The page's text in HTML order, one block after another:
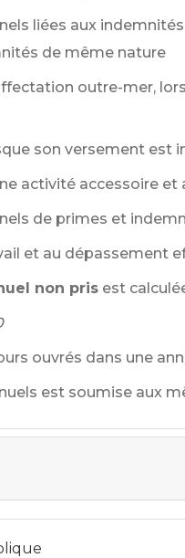
liées aux
de même nature
outre-mer,
son versement est
activité accessoire
de primes et
et au dépassement
non pris est
ouvrés dans une
est soumise aux